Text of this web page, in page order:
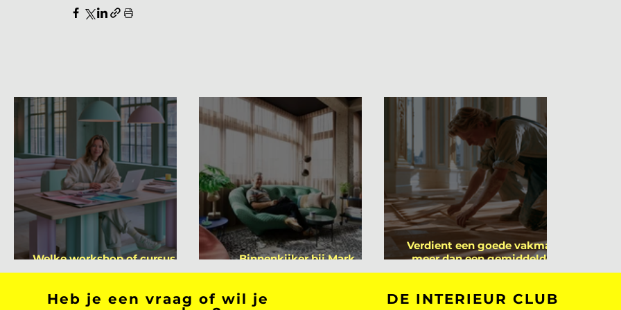
Welke workshop of cursus ga
jij volgen na je vakantie?
Binnenkijker bij Mark
Mutsaers
Verdient een goede vakman
meer dan een gemiddelde
academicus?
Heb je een vraag of wil je
DE INTERIEUR CLUB